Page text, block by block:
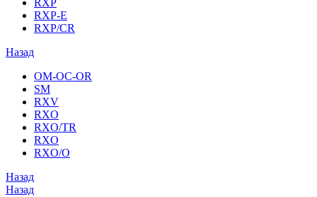
RXP
RXP-E
RXP/CR
Назад
OM-OC-OR
SM
RXV
RXO
RXO/TR
RXO
RXO/O
Назад
Назад